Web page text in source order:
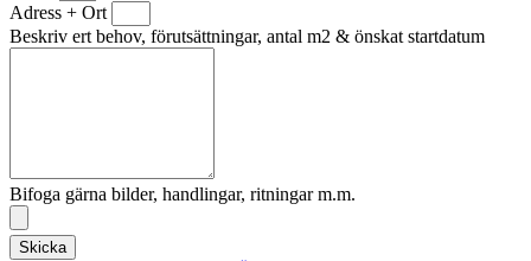
Adress + Ort
Beskriv ert behov, förutsättningar, antal m2 & önskat startdatum
Bifoga gärna bilder, handlingar, ritningar m.m.
Skicka